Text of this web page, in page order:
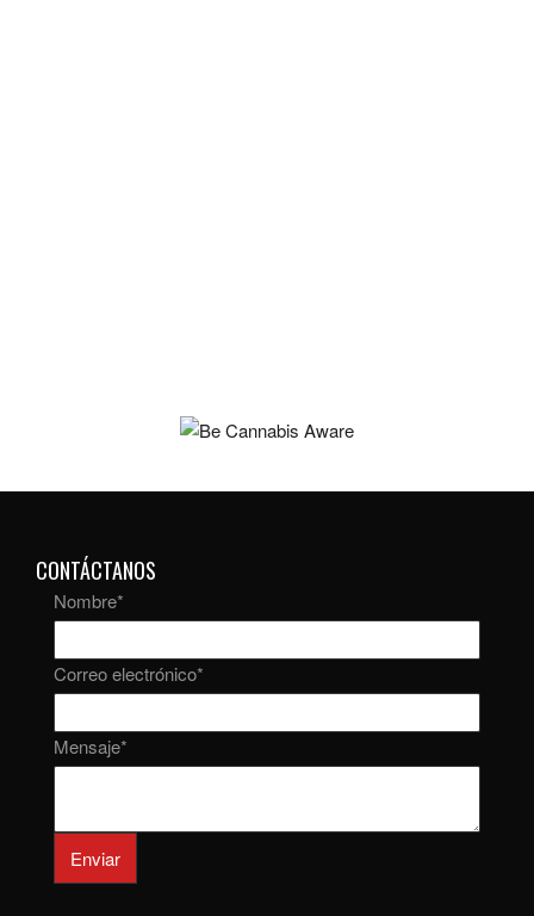
CONTÁCTANOS
Nombre*
Correo electrónico*
Mensaje*
Enviar